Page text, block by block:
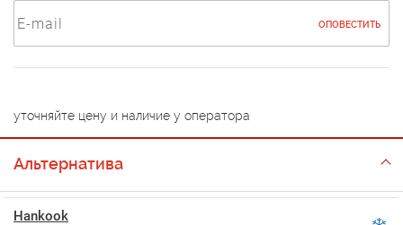
ОПОВЕСТИТЬ
уточняйте цену и наличие у оператора
Альтернатива
Hankook